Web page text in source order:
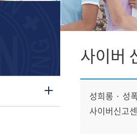
사이버
성희롱 · 성
사이버신고